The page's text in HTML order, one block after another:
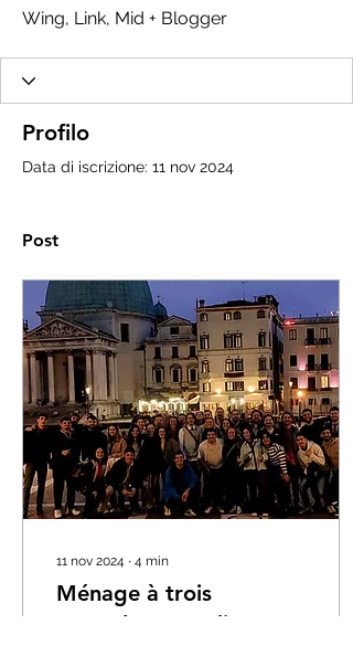
Wing, Link, Mid + Blogger
Profilo
Data di iscrizione: 11 nov 2024
Post
11 nov 2024 ∙ 4 min
Ménage à trois
européen con gli